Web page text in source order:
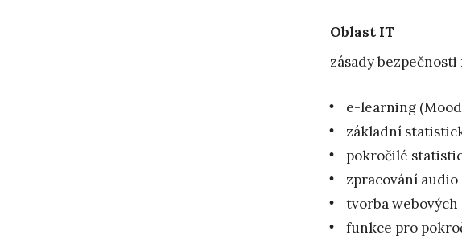
Oblast IT
zásady
e-learning
základní
pokročilé
zpracování
tvorba webových
funkce pro